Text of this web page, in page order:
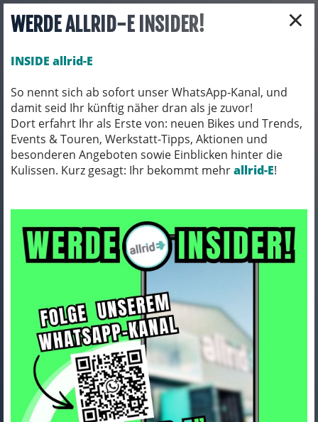
×
WERDE ALLRID-E INSIDER!
INSIDE allrid-E
So nennt sich ab sofort unser WhatsApp-Kanal, und
damit seid Ihr künftig näher dran als je zuvor!
Dort erfahrt Ihr als Erste von: neuen Bikes und Trends,
Events & Touren, Werkstatt-Tipps, Aktionen und
besonderen Angeboten sowie Einblicken hinter die
Kulissen. Kurz gesagt: Ihr bekommt mehrallrid-E!
Toggle navigation
BEKLEIDUNG SCHUHE